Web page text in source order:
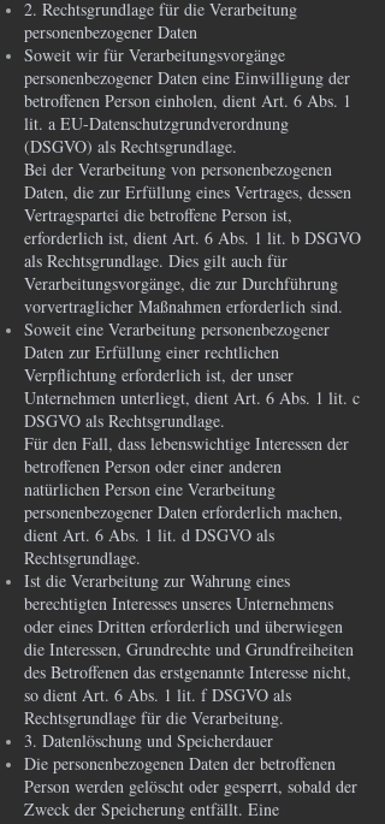
2. Rechtsgrundlage für die Verarbeitung
personenbezogener Daten
Soweit wir für Verarbeitungsvorgänge
personenbezogener Daten eine Einwilligung der
betroffenen Person einholen, dient Art. 6 Abs. 1
lit. a EU-Datenschutzgrundverordnung
(DSGVO) als Rechtsgrundlage.
Bei der Verarbeitung von personenbezogenen
Daten, die zur Erfüllung eines Vertrages, dessen
Vertragspartei die betroffene Person ist,
erforderlich ist, dient Art. 6 Abs. 1 lit. b DSGVO
als Rechtsgrundlage. Dies gilt auch für
Verarbeitungsvorgänge, die zur Durchführung
vorvertraglicher Maßnahmen erforderlich sind.
Soweit eine Verarbeitung personenbezogener
Daten zur Erfüllung einer rechtlichen
Verpflichtung erforderlich ist, der unser
Unternehmen unterliegt, dient Art. 6 Abs. 1 lit. c
DSGVO als Rechtsgrundlage.
Für den Fall, dass lebenswichtige Interessen der
betroffenen Person oder einer anderen
natürlichen Person eine Verarbeitung
personenbezogener Daten erforderlich machen,
dient Art. 6 Abs. 1 lit. d DSGVO als
Rechtsgrundlage.
Ist die Verarbeitung zur Wahrung eines
berechtigten Interesses unseres Unternehmens
oder eines Dritten erforderlich und überwiegen
die Interessen, Grundrechte und Grundfreiheiten
des Betroffenen das erstgenannte Interesse nicht,
so dient Art. 6 Abs. 1 lit. f DSGVO als
Rechtsgrundlage für die Verarbeitung.
3. Datenlöschung und Speicherdauer
Die personenbezogenen Daten der betroffenen
Person werden gelöscht oder gesperrt, sobald der
Zweck der Speicherung entfällt. Eine